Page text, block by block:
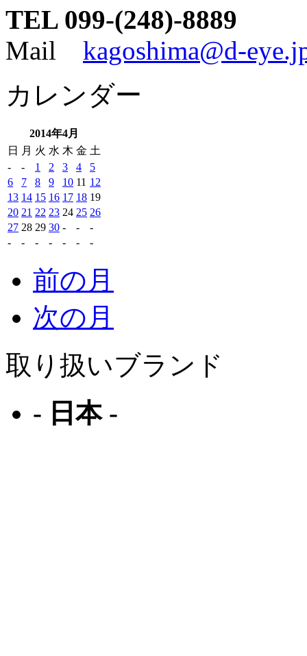
TEL 099-(248)-8889
Mail kagoshima@d-
カレンダー
2014年4月
日
月 火 水 木 金 土
-
- 1 2 3 4
5
6
7 8 9 10 11 12
13 14 15 16 17 18 19
20 21 22 23 24 25 26
27 28 29 30 - -
-
-
- - - - - -
前の月
次の月
取り扱いブランド
- 日本 -